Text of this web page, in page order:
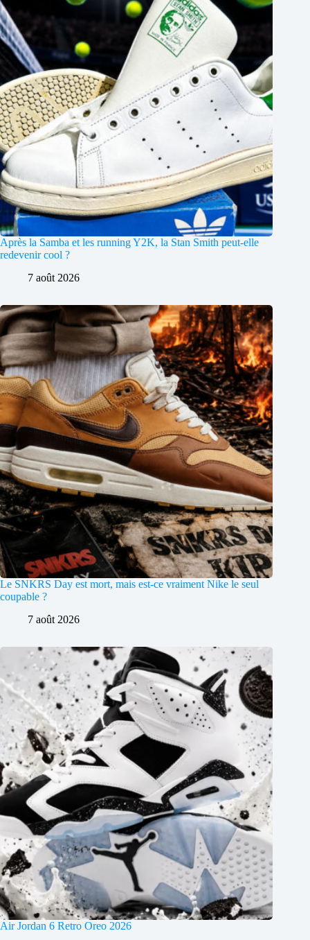
Après la Samba et les running Y2K, la Stan Smith peut-elle
redevenir cool ?
7 août 2026
Le SNKRS Day est mort, mais est-ce vraiment Nike le seul
coupable ?
7 août 2026
Air Jordan 6 Retro Oreo 2026